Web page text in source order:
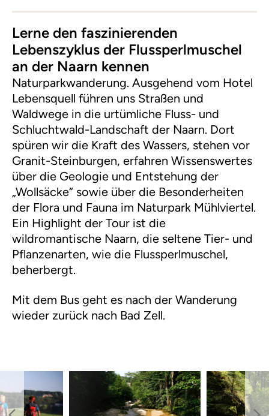
Lerne den faszinierenden
Lebenszyklus der Flussperlmuschel
an der Naarn kennen
Naturparkwanderung. Ausgehend vom Hotel
Lebensquell führen uns Straßen und
Waldwege in die urtümliche Fluss- und
Schluchtwald-Landschaft der Naarn. Dort
spüren wir die Kraft des Wassers, stehen vor
Granit-Steinburgen, erfahren Wissenswertes
über die Geologie und Entstehung der
„Wollsäcke“ sowie über die Besonderheiten
der Flora und Fauna im Naturpark Mühlviertel.
Ein Highlight der Tour ist die
wildromantische Naarn, die seltene Tier- und
Pflanzenarten, wie die Flussperlmuschel,
beherbergt.
Mit dem Bus geht es nach der Wanderung
wieder zurück nach Bad Zell.